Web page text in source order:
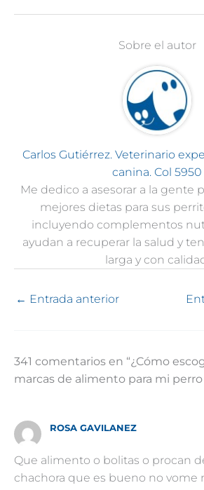
Sobre el autor
Carlos Gutiérrez. Veterinario
canina. Col 5950
Me dedico a asesorar a la gente
mejores dietas para sus
incluyendo complementos
ayudan a recuperar la salud y
larga y con
← Entrada anterior
341 comentarios en “¿Cómo
marcas de alimento para mi perro
ROSA GAVILANEZ
Que alimento o bolitas o procan
chachora que es bueno no vome